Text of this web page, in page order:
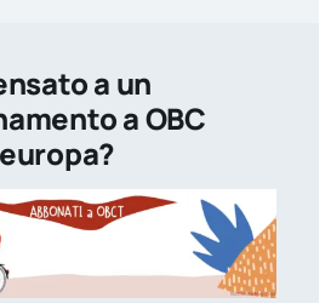
a un
a OBC